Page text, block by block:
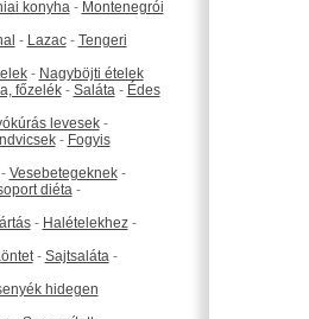
konyha- Montenegrói
- Lazac- Tengeri
- Nagyböjti ételek
főzelék- Saláta- Édes
levesek-
- Fogyis
Vesebetegeknek-
diéta-
- Halételekhez-
- Sajtsaláta-
hidegen